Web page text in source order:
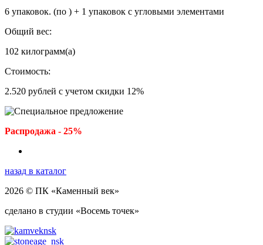
6 упаковок. (по ) + 1 упаковок с угловыми элементами
Общий вес:
102 килограмм(а)
Стоимость:
2.520 рублей с учетом скидки 12%
Распродажа - 25%
назад в каталог
2026 © ПК «Каменный век»
сделано в студии «Восемь точек»